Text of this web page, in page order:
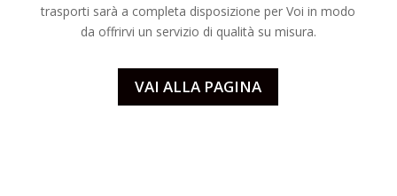
trasporti sarà a completa disposizione per Voi in modo
da offrirvi un servizio di qualità su misura.
VAI ALLA PAGINA